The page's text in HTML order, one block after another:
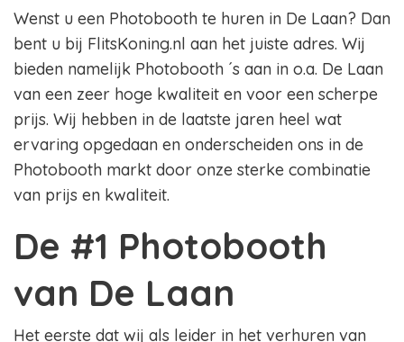
Wenst u een Photobooth te huren in De Laan? Dan
bent u bij FlitsKoning.nl aan het juiste adres. Wij
bieden namelijk Photobooth ´s aan in o.a. De Laan
van een zeer hoge kwaliteit en voor een scherpe
prijs. Wij hebben in de laatste jaren heel wat
ervaring opgedaan en onderscheiden ons in de
Photobooth markt door onze sterke combinatie
van prijs en kwaliteit.
De #1 Photobooth
van De Laan
Het eerste dat wij als leider in het verhuren van